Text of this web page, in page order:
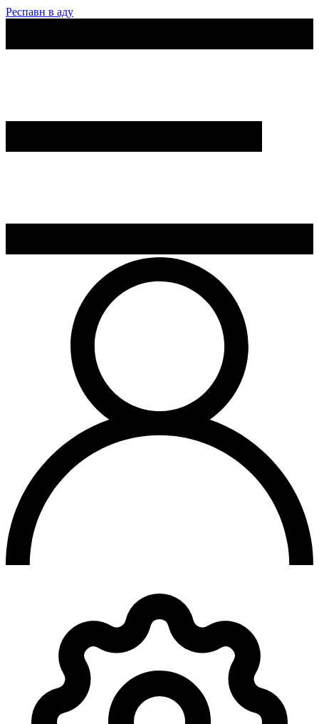
Респавн в аду